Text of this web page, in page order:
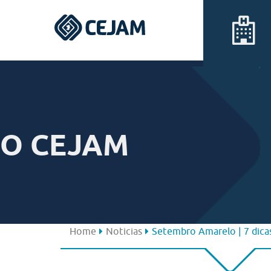
O CEJAM
Home Noticias Setembro Amarelo | 7